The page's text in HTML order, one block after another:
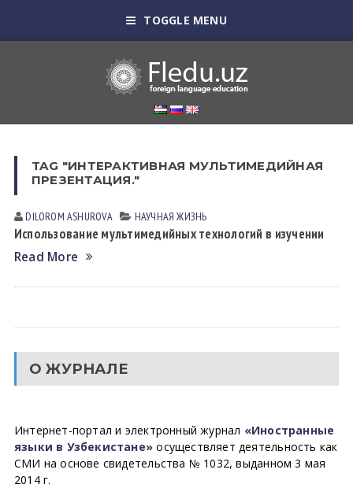
TOGGLE MENU
TAG "ИНТЕРАКТИВНАЯ МУЛЬТИМЕДИЙНАЯ
ПРЕЗЕНТАЦИЯ."
DILOROM АSHUROVА НАУЧНАЯ ЖИЗНЬ
Использование мультимедийных технологий в изучении
Read More
О ЖУРНАЛЕ
Интернет-портал и электронный журнал «Иностранные
языки в Узбекистане» осуществляет деятельность как
СМИ на основе свидетельства № 1032, выданном 3 мая
2014 г.